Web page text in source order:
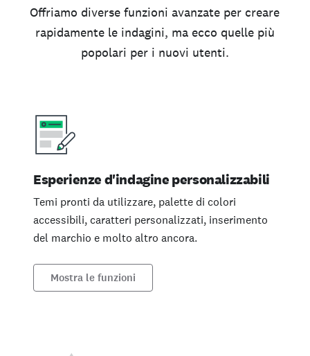
Offriamo diverse funzioni avanzate per creare
rapidamente le indagini, ma ecco quelle più
popolari per i nuovi utenti.
Esperienze d'indagine personalizzabili
Temi pronti da utilizzare, palette di colori
accessibili, caratteri personalizzati, inserimento
del marchio e molto altro ancora.
Mostra le funzioni